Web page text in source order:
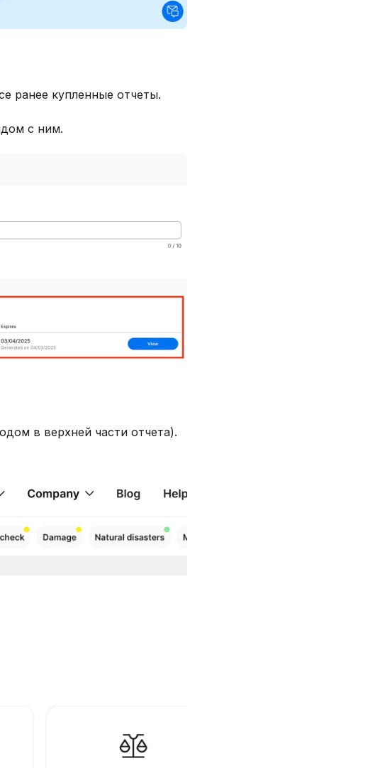
ранее купленные отчеты.
с ним.
в верхней части отчета).